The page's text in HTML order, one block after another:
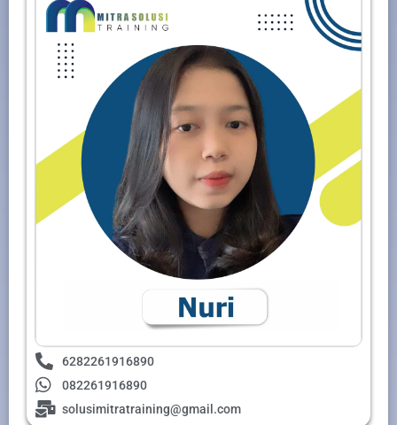
6282261916890
082261916890
solusimitratraining@gmail.com